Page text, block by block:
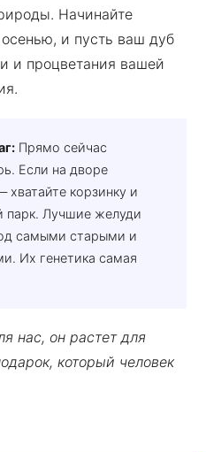
Начинайте
и пусть ваш дуб
и процветания вашей
Прямо сейчас
Если на дворе
хватайте корзинку и
парк. Лучшие желуди
самыми старыми и
Их генетика самая
нас, он растет для
который человек